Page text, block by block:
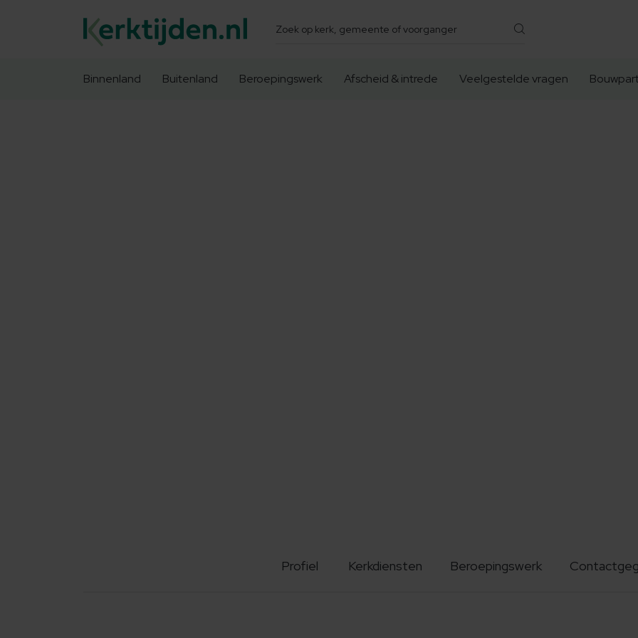
Zoeken
Binnenland Buitenland Beroepingswerk Afscheid & intrede Veelgestelde vragen
Profiel Kerkdiensten Beroepingswerk